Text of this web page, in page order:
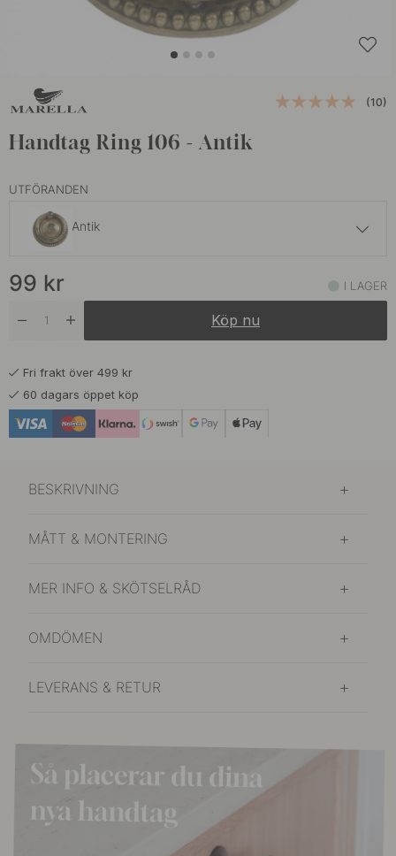
(10)
Handtag Ring 106 - Antik
UTFÖRANDEN
Antik
I lager
99 kr I LAGER
Köp nu
Fri frakt över 499 kr
60 dagars öppet köp
BESKRIVNING
MÅTT & MONTERING
MER INFO & SKÖTSELRÅD
OMDÖMEN
LEVERANS & RETUR